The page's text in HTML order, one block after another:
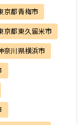
京都青梅市
京都東久留米市
奈川県横浜市